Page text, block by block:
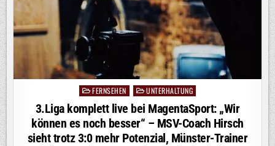
IHRE
GROSSE P
REMIERE B
EI R
TL U
ND A
UF R
TL+
PostedFERNSEHEN UNTERHALTUNG
3.Liga komplett live bei MagentaSport: „Wir
können es noch besser“ – MSV-Coach Hirsch
sieht trotz 3:0 mehr Potenzial, Münster-Trainer